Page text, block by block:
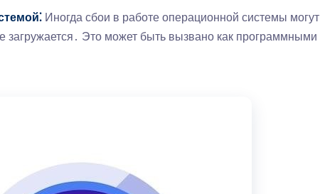
Иногда сбои в работе операционной системы могут
загружается․ Это может быть вызвано как программными